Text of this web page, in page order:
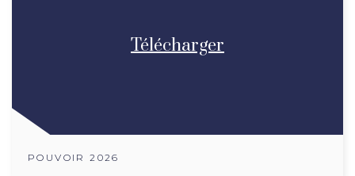
Télécharger
POUVOIR 2026